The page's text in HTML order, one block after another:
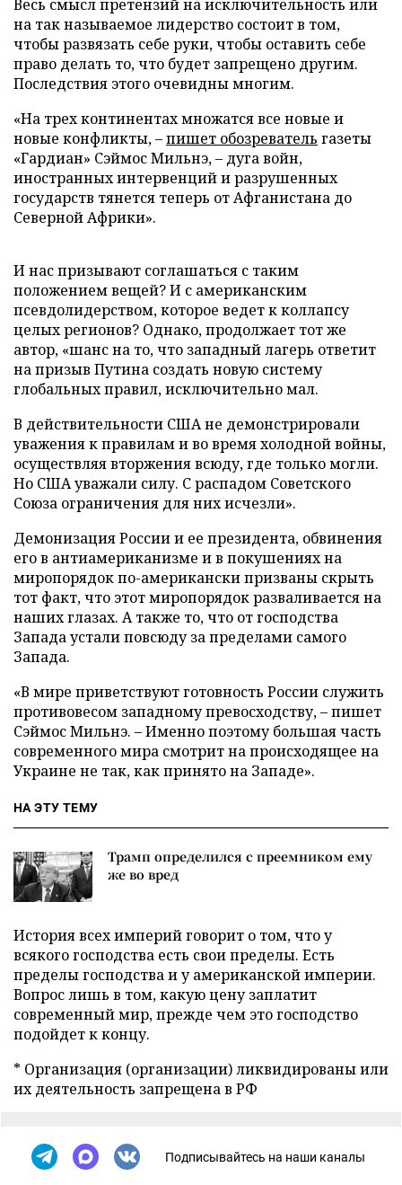
Весь смысл претензий на исключительность или
на так называемое лидерство состоит в том,
чтобы развязать себе руки, чтобы оставить себе
право делать то, что будет запрещено другим.
Последствия этого очевидны многим.
«На трех континентах множатся все новые и
новые конфликты, –пишет обозреватель газеты
«Гардиан» Сэймос Мильнэ, – дуга войн,
иностранных интервенций и разрушенных
государств тянется теперь от Афганистана до
Северной Африки».
И нас призывают соглашаться с таким
положением вещей? И с американским
псевдолидерством, которое ведет к коллапсу
целых регионов? Однако, продолжает тот же
автор, «шанс на то, что западный лагерь ответит
на призыв Путина создать новую систему
глобальных правил, исключительно мал.
В действительности США не демонстрировали
уважения к правилам и во время холодной войны,
осуществляя вторжения всюду, где только могли.
Но США уважали силу. С распадом Советского
Союза ограничения для них исчезли».
Демонизация России и ее президента, обвинения
его в антиамериканизме и в покушениях на
миропорядок по-американски призваны скрыть
тот факт, что этот миропорядок разваливается на
наших глазах. А также то, что от господства
Запада устали повсюду за пределами самого
Запада.
«В мире приветствуют готовность России служить
противовесом западному превосходству, – пишет
Сэймос Мильнэ. – Именно поэтому большая часть
современного мира смотрит на происходящее на
Украине не так, как принято на Западе».
НА ЭТУ ТЕМУ
Трамп определился с преемником ему
же во вред
История всех империй говорит о том, что у
всякого господства есть свои пределы. Есть
пределы господства и у американской империи.
Вопрос лишь в том, какую цену заплатит
современный мир, прежде чем это господство
подойдет к концу.
* Организация (организации) ликвидированы или
их деятельность запрещена в РФ
Подписывайтесь на наши каналы